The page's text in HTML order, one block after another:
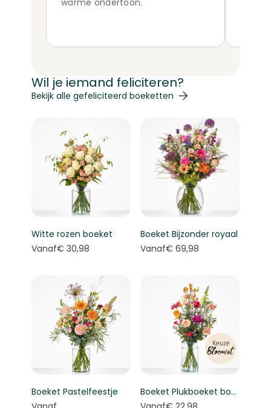
warme ondertoon.
Wil je iemand feliciteren?
Navigeren door de elementen van de carrousel is
Druk om carrousel over te slaan
Bekijk alle gefeliciteerd boeketten
Witte rozen boeket
Vanaf€ 30,98
Boeket Bijzonder royaal
Vanaf€ 69,98
Boeket Pastelfeestje
Boeket Plukboeket bont - Keuze bloemist